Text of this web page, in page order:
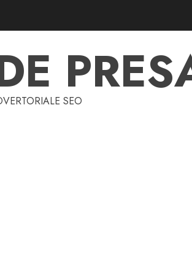
SEO